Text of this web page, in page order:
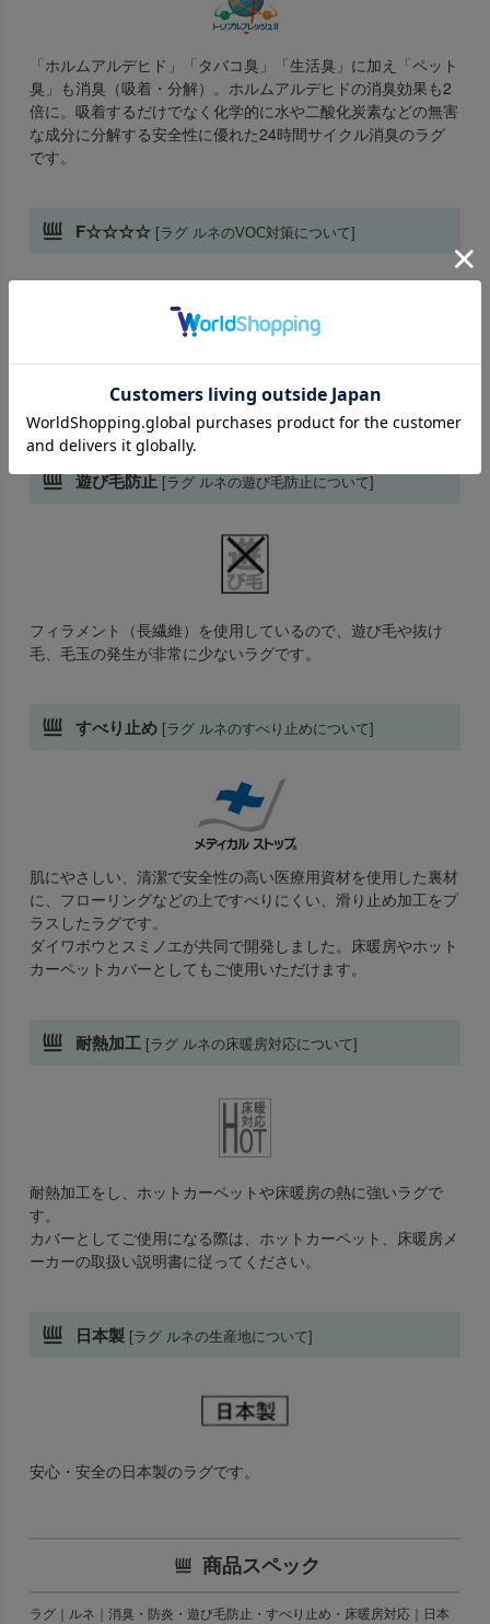
「ホルムアルデヒド」「タバコ臭」「生活臭」に加え「ペット
臭」も消臭（吸着・分解）。ホルムアルデヒドの消臭効果も2
倍に。吸着するだけでなく化学的に水や二酸化炭素などの無害
な成分に分解する安全性に優れた24時間サイクル消臭のラグ
です。
F☆☆☆☆ [ラグ ルネのVOC対策について]
インテリアファブリックス性能評価協議会が定めた自主基準に
よるVOC（ホルムアルデヒド）放散の等級区分を表示した統一
FIF☆☆☆☆は放散速度5μｇ/m2h以下の最上位の性能です。
遊び毛防止[ラグ ルネの遊び毛防止について]
フィラメント（長繊維）を使用しているので、遊び毛や抜け
毛、毛玉の発生が非常に少ないラグです。
すべり止め [ラグ ルネのすべり止めについて]
肌にやさしい、清潔で安全性の高い医療用資材を使用した裏材
に、フローリングなどの上ですべりにくい、滑り止め加工をプ
ラスしたラグです。
ダイワボウとスミノエが共同で開発しました。床暖房やホット
カーペットカバーとしてもご使用いただけます。
耐熱加工 [ラグ ルネの床暖房対応について]
耐熱加工をし、ホットカーペットや床暖房の熱に強いラグで
す。
カバーとしてご使用になる際は、ホットカーペット、床暖房メ
ーカーの取扱い説明書に従ってください。
日本製 [ラグ ルネの生産地について]
安心・安全の日本製のラグです。
商品スペック
ラグ｜ルネ｜消臭・防炎・遊び毛防止・すべり止め・床暖房対応｜日本